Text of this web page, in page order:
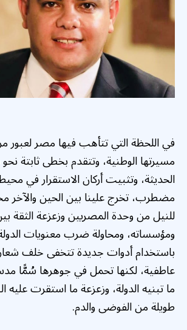
في اللحظة التي تتأهب فيها مصر لعبور
مسيرتها الوطنية، وتتقدم بخطى ثابتة نحو
الحديثة، وتثبيت أركان الاستقرار في
مضطرب، تخرج علينا بين الحين والآخر
للنيل من وحدة المصريين وزعزعة الثقة
ومؤسساته، ومحاولة ضرب معنويات
باستخدام أدوات جديدة تتخفى خلف
عاطفية، لكنها تحمل في جوهرها سُمًّا
ما تبنيه الدولة، وزعزعة ما استقرت عليه
طويلة من الفوضى والدم.